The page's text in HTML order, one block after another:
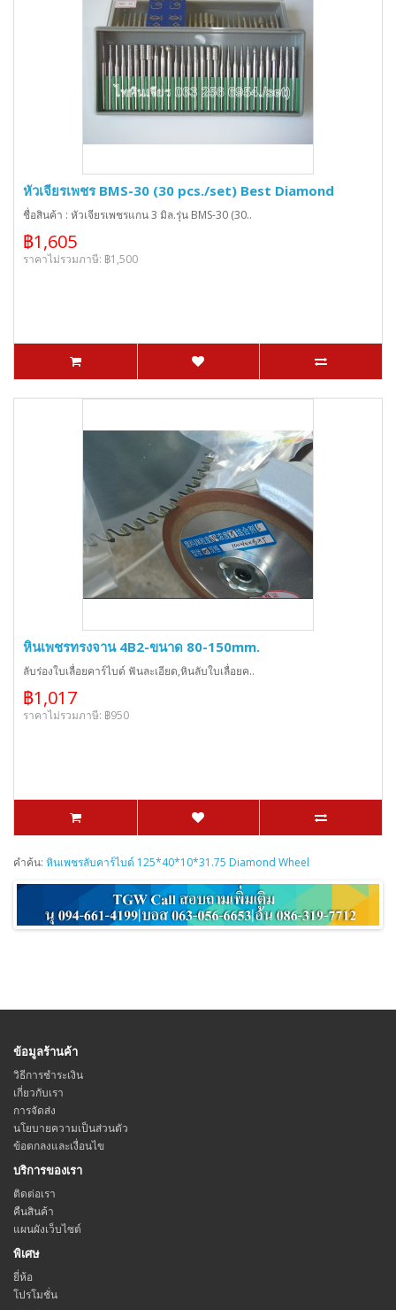
หัวเจียรเพชร BMS-30 (30 pcs./set) Best Diamond
ชื่อสินค้า : หัวเจียรเพชรแกน 3 มิล.รุ่น BMS-30 (30..
฿1,605
ราคาไม่รวมภาษี: ฿1,500
หินเพชรทรงจาน 4B2-ขนาด 80-150mm.
ลับร่องใบเลื่อยคาร์ไบด์ ฟันละเอียด,หินลับใบเลื่อยค..
฿1,017
ราคาไม่รวมภาษี: ฿950
คำค้น: หินเพชรลับคาร์ไบด์ 125*40*10*31.75 Diamond Wheel
ข้อมูลร้านค้า
วิธีการชำระเงิน
เกี่ยวกับเรา
การจัดส่ง
นโยบายความเป็นส่วนตัว
ข้อตกลงและเงื่อนไข
บริการของเรา
ติดต่อเรา
คืนสินค้า
แผนผังเว็บไซต์
พิเศษ
ยี่ห้อ
โปรโมชั่น